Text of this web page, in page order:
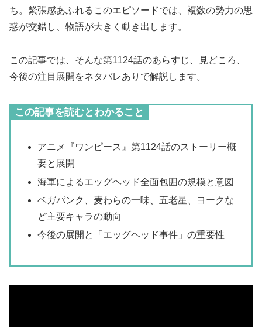
ち。緊張感あふれるこのエピソードでは、複数の勢力の思
惑が交錯し、物語が大きく動き出します。
この記事では、そんな第1124話のあらすじ、見どころ、
今後の注目展開をネタバレありで解説します。
この記事を読むとわかること
アニメ『ワンピース』第1124話のストーリー概
要と展開
海軍によるエッグヘッド全面包囲の規模と意図
ベガパンク、麦わらの一味、五老星、ヨークな
ど主要キャラの動向
今後の展開と「エッグヘッド事件」の重要性